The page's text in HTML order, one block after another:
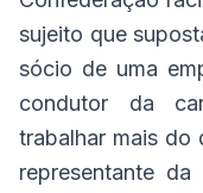
sujeito que
sócio de uma
condutor da
trabalhar mais do
representante